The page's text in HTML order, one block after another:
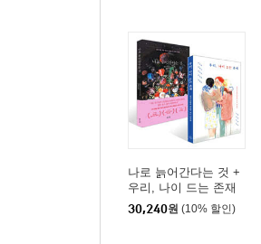
나로 늙어간다는 것 +
우리, 나이 드는 존재
세트
30,240원 (10% 할인)